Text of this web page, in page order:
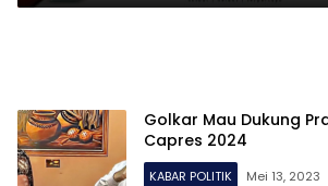
Golkar Mau Dukung
Capres 2024
KABAR POLITIK Mei 13, 2023